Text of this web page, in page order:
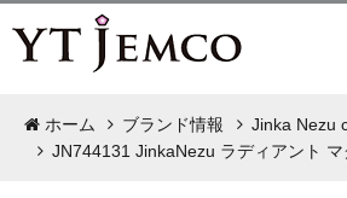
ホーム ブランド情報
Jinka Nezu
JN744131 JinkaNezu ラディアント